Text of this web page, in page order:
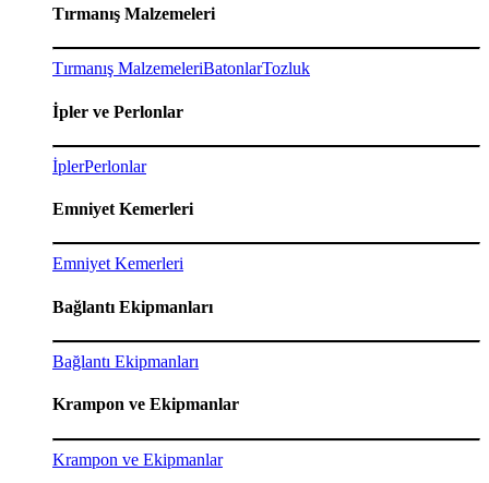
Tırmanış Malzemeleri
Tırmanış MalzemeleriBatonlarTozluk
İpler ve Perlonlar
İplerPerlonlar
Emniyet Kemerleri
Emniyet Kemerleri
Bağlantı Ekipmanları
Bağlantı Ekipmanları
Krampon ve Ekipmanlar
Krampon ve Ekipmanlar